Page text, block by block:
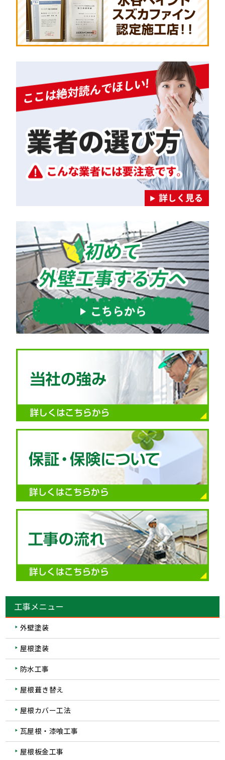
工事メニュー
外壁塗装
屋根塗装
防水工事
屋根葺き替え
屋根カバー工法
瓦屋根・漆喰工事
屋根板金工事